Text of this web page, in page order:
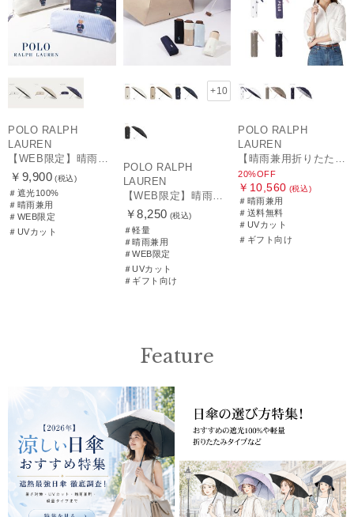
POLO RALPH
LAUREN
￥9,900 (税込)
＃遮光100%
＃晴雨兼用
＃WEB限定
＃UVカット
+10
POLO RALPH
LAUREN
￥8,250 (税込)
＃軽量
＃晴雨兼用
＃WEB限定
＃UVカット
＃ギフト向け
POLO RALPH
LAUREN
20%OFF
￥10,560 (税込)
＃晴雨兼用
＃送料無料
＃UVカット
＃ギフト向け
Feature